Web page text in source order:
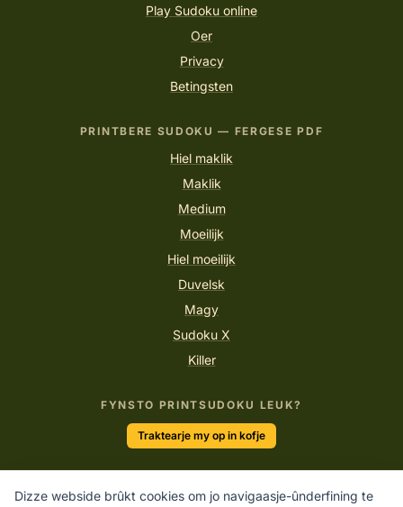
Dizze webside brûkt cookies om jo navigaasje-ûnderfining te
Play Sudoku online
Oer
Privacy
Betingsten
PRINTBERE SUDOKU — FERGESE PDF
Hiel maklik
Maklik
Medium
Moeilijk
Hiel moeilijk
Duvelsk
Magy
Sudoku X
Killer
FYNSTO PRINTSUDOKU LEUK?
Traktearje my op in kofje